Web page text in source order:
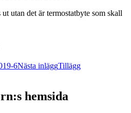
utan det är termostatbyte som skall
6Nästa inläggTillägg
hemsida